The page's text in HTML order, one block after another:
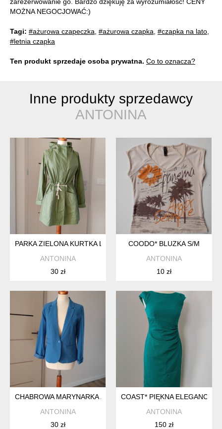
MOŻNA NEGOCJOWAĆ:)
Tagi: #ażurowa czapeczka #ażurowa czapka #czapka na lato
#letnia czapka
Ten produkt sprzedaje osoba prywatna. Co to oznacza?
Inne produkty sprzedawcy
ANTONINA
PARKA ZIELONA KURTKA LEKKA S
ANTONINA
30 zł
COODO* BLUZKA S/M
ANTONINA
10 zł
CHABROWA MARYNARKA ŻAKIET M/L
ANTONINA
30 zł
COAST* PIĘKNA ELEGANCKA
ANTONINA
150 zł